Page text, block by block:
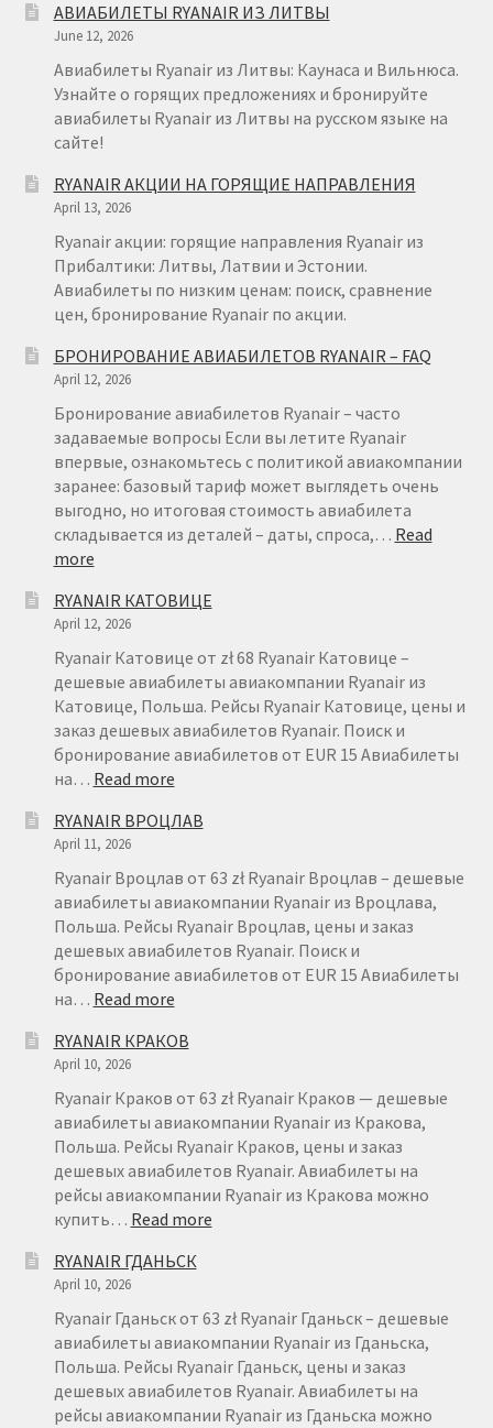
АВИАБИЛЕТЫ RYANAIR ИЗ ЛИТВЫ
June 12, 2026
Авиабилеты Ryanair из Литвы: Каунаса и Вильнюса.
Узнайте о горящих предложениях и бронируйте
авиабилеты Ryanair из Литвы на русском языке на
сайте!
RYANAIR АКЦИИ НА ГОРЯЩИЕ НАПРАВЛЕНИЯ
April 13, 2026
Ryanair акции: горящие направления Ryanair из
Прибалтики: Литвы, Латвии и Эстонии.
Авиабилеты по низким ценам: поиск, сравнение
цен, бронирование Ryanair по акции.
БРОНИРОВАНИЕ АВИАБИЛЕТОВ RYANAIR – FAQ
April 12, 2026
Бронирование авиабилетов Ryanair – часто
задаваемые вопросы Если вы летите Ryanair
впервые, ознакомьтесь с политикой авиакомпании
заранее: базовый тариф может выглядеть очень
выгодно, но итоговая стоимость авиабилета
складывается из деталей – даты, спроса,… Read
more:
АВИАБИЛЕТОВ
RYANAIR
–
FAQ
RYANAIR КАТОВИЦЕ
April 12, 2026
Ryanair Катовице от zł 68 Ryanair Катовице –
дешевые авиабилеты авиакомпании Ryanair из
Катовице, Польша. Рейсы Ryanair Катовице, цены и
заказ дешевых авиабилетов Ryanair. Поиск и
бронирование авиабилетов от EUR 15 Авиабилеты
на… Read more:
КАТОВИЦЕ
RYANAIR ВРОЦЛАВ
April 11, 2026
Ryanair Вроцлав от 63 zł Ryanair Вроцлав – дешевые
авиабилеты авиакомпании Ryanair из Вроцлава,
Польша. Рейсы Ryanair Вроцлав, цены и заказ
дешевых авиабилетов Ryanair. Поиск и
бронирование авиабилетов от EUR 15 Авиабилеты
на… Read more:
ВРОЦЛАВ
RYANAIR КРАКОВ
April 10, 2026
Ryanair Краков от 63 zł Ryanair Краков — дешевые
авиабилеты авиакомпании Ryanair из Кракова,
Польша. Рейсы Ryanair Краков, цены и заказ
дешевых авиабилетов Ryanair. Авиабилеты на
рейсы авиакомпании Ryanair из Кракова можно
купить… Read more:
RYANAIR ГДАНЬСК
April 10, 2026
Ryanair Гданьск от 63 zł Ryanair Гданьск – дешевые
авиабилеты авиакомпании Ryanair из Гданьска,
Польша. Рейсы Ryanair Гданьск, цены и заказ
дешевых авиабилетов Ryanair. Авиабилеты на
рейсы авиакомпании Ryanair из Гданьска можно